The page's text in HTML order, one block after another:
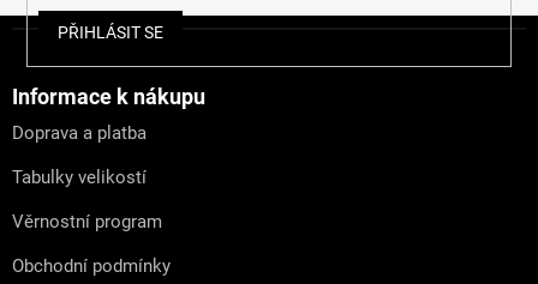
PŘIHLÁSIT SE
Informace k nákupu
Doprava a platba
Tabulky velikostí
Věrnostní program
Obchodní podmínky